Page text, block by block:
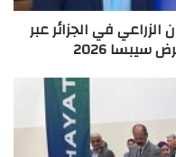
في الجزائر عبر
2026